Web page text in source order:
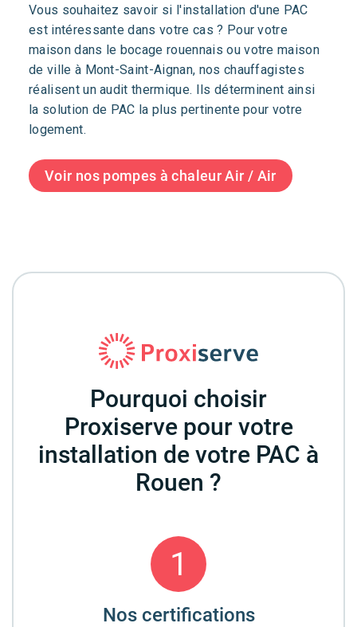
Vous souhaitez savoir si l'installation d'une PAC
est intéressante dans votre cas ? Pour votre
maison dans le bocage rouennais ou votre maison
de ville à Mont-Saint-Aignan, nos chauffagistes
réalisent un audit thermique. Ils déterminent ainsi
la solution de PAC la plus pertinente pour votre
logement.
Voir nos pompes à chaleur Air / Air
Pourquoi choisir
Proxiserve pour votre
installation de votre PAC à
Rouen ?
1
Nos certifications